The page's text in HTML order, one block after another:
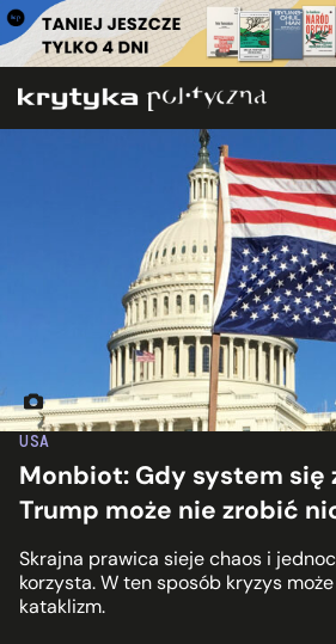
USA
Monbiot: Gdy system się
Trump może nie zrobić
Skrajna prawica sieje chaos i
korzysta. W ten sposób kryzys
kataklizm.
Fot. woodleywonder/Flickr.com